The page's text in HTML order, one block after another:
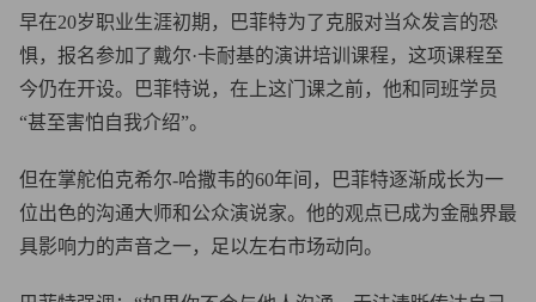
早在20岁职业生涯初期，巴菲特为了克服对当众发言的恐
惧，报名参加了戴尔·卡耐基的演讲培训课程，这项课程至
今仍在开设。巴菲特说，在上这门课之前，他和同班学员
“甚至害怕自我介绍”。
但在掌舵伯克希尔-哈撒韦的60年间，巴菲特逐渐成长为一
位出色的沟通大师和公众演说家。他的观点已成为金融界最
具影响力的声音之一，足以左右市场动向。